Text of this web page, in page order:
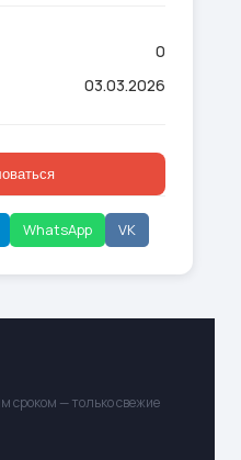
0
03.03.2026
WhatsApp VK
сроком — только свежие